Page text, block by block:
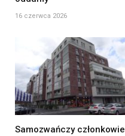
16 czerwca 2026
Samozwańczy członkowie